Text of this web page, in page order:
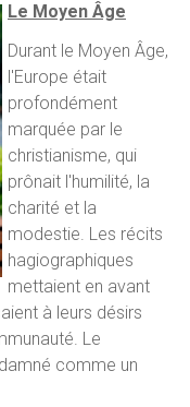
Le Moyen Âge
Durant le Moyen Âge,
l'Europe était
profondément
marquée par le
christianisme, qui
prônait l'humilité, la
charité et la
modestie. Les récits
hagiographiques
mettaient en avant
à leurs désirs
Le
comme un